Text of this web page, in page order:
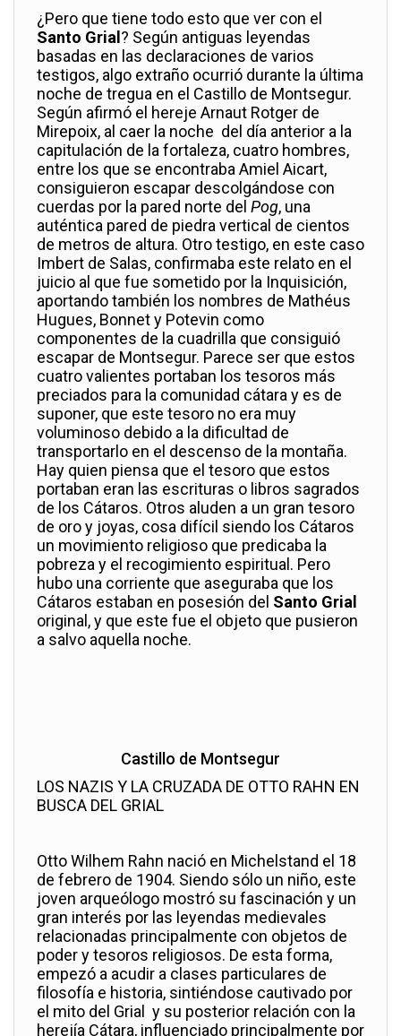
¿Pero que tiene todo esto que ver con el
Santo Grial ? Según antiguas leyendas
basadas en las declaraciones de varios
testigos, algo extraño ocurrió durante la última
noche de tregua en el Castillo de Montsegur.
Según afirmó el hereje Arnaut Rotger de
Mirepoix, al caer la noche del día anterior a la
capitulación de la fortaleza, cuatro hombres,
entre los que se encontraba Amiel Aicart,
consiguieron escapar descolgándose con
cuerdas por la pared norte del Pog, una
auténtica pared de piedra vertical de cientos
de metros de altura. Otro testigo, en este caso
Imbert de Salas, confirmaba este relato en el
juicio al que fue sometido por la Inquisición,
aportando también los nombres de Mathéus
Hugues, Bonnet y Potevin como
componentes de la cuadrilla que consiguió
escapar de Montsegur. Parece ser que estos
cuatro valientes portaban los tesoros más
preciados para la comunidad cátara y es de
suponer, que este tesoro no era muy
voluminoso debido a la dificultad de
transportarlo en el descenso de la montaña.
Hay quien piensa que el tesoro que estos
portaban eran las escrituras o libros sagrados
de los Cátaros. Otros aluden a un gran tesoro
de oro y joyas, cosa difícil siendo los Cátaros
un movimiento religioso que predicaba la
pobreza y el recogimiento espiritual. Pero
hubo una corriente que aseguraba que los
Cátaros estaban en posesión del Santo Grial
original, y que este fue el objeto que pusieron
a salvo aquella noche.
Castillo de Montsegur
LOS NAZIS Y LA CRUZADA DE OTTO RAHN EN
BUSCA DEL GRIAL
Otto Wilhem Rahn nació en Michelstand el 18
de febrero de 1904. Siendo sólo un niño, este
joven arqueólogo mostró su fascinación y un
gran interés por las leyendas medievales
relacionadas principalmente con objetos de
poder y tesoros religiosos. De esta forma,
empezó a acudir a clases particulares de
filosofía e historia, sintiéndose cautivado por
el mito del Grial y su posterior relación con la
herejía Cátara, influenciado principalmente por